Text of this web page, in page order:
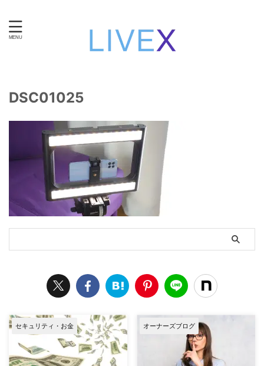
DSC01025
セキュリティ・お金 オーナーズブログ